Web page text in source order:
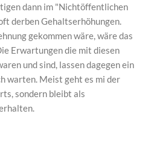
dann im "Nichtöffentlichen
derben Gehaltserhöhungen.
gekommen wäre, wäre das
Erwartungen die mit diesen
und sind, lassen dagegen ein
warten. Meist geht es mi der
sondern bleibt als